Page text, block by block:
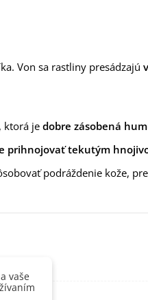
Von sa rastliny presádzajú
ktorá je dobre zásobená
prihnojovať tekutým
podráždenie kože,
vaše